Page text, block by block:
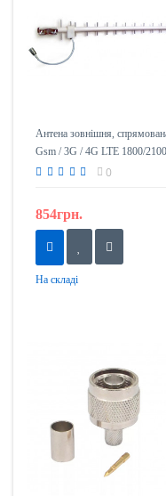
Антена зовнішня,
Gsm / 3G / 4G LTE 1800/2100
(18дБ). ICS / 18-1800-2100
0
854грн.
На складі